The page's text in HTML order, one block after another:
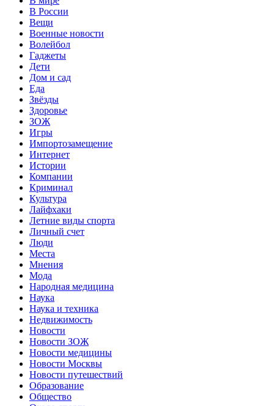
В России
Вещи
Военные новости
Волейбол
Гаджеты
Дети
Дом и сад
Еда
Звёзды
Здоровье
ЗОЖ
Игры
Импортозамещение
Интернет
Истории
Компании
Криминал
Культура
Лайфхаки
Летние виды спорта
Личный счет
Люди
Места
Мнения
Мода
Народная медицина
Наука
Наука и техника
Недвижимость
Новости
Новости ЗОЖ
Новости медицины
Новости Москвы
Новости путешествий
Образование
Общество